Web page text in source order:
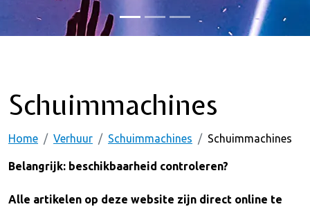
Schuimmachines
Home Verhuur Schuimmachines Schuimmachines
Belangrijk: beschikbaarheid controleren?
Alle artikelen op deze website zijn direct online te